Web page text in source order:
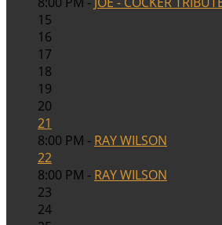
15
16
17
18
19
20
21
8:00 PM - RAY WILSON
22
8:00 PM - RAY WILSON
23
24